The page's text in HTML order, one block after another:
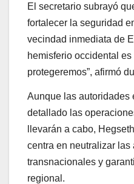
El secretario subrayó
fortalecer la seguridad
vecindad inmediata de
hemisferio occidental
protegeremos”, afirmó
Aunque las autoridades
detallado las
llevarán a cabo,
centra en neutralizar
transnacionales y
regional.